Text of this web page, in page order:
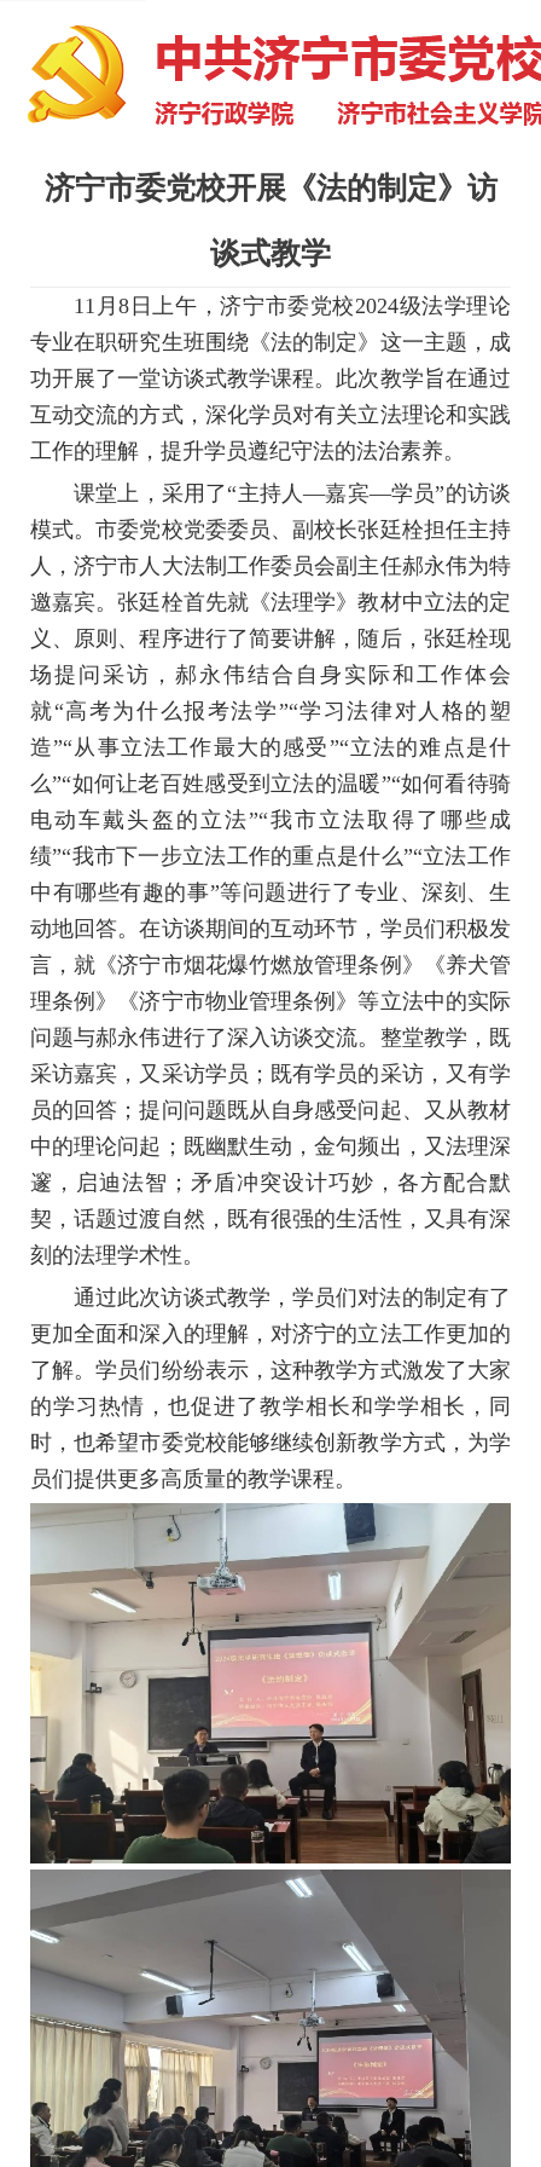
济宁市委党校开展《法的制定》访
谈式教学
11月8日上午，济宁市委党校2024级法学理论
专业在职研究生班围绕《法的制定》这一主题，成
功开展了一堂访谈式教学课程。此次教学旨在通过
互动交流的方式，深化学员对有关立法理论和实践
工作的理解，提升学员遵纪守法的法治素养。
课堂上，采用了“主持人—嘉宾—学员”的访谈
模式。市委党校党委委员、副校长张廷栓担任主持
人，济宁市人大法制工作委员会副主任郝永伟为特
邀嘉宾。张廷栓首先就《法理学》教材中立法的定
义、原则、程序进行了简要讲解，随后，张廷栓现
场提问采访，郝永伟结合自身实际和工作体会
就“高考为什么报考法学”“学习法律对人格的塑
造”“从事立法工作最大的感受”“立法的难点是什
么”“如何让老百姓感受到立法的温暖”“如何看待骑
电动车戴头盔的立法”“我市立法取得了哪些成
绩”“我市下一步立法工作的重点是什么”“立法工作
中有哪些有趣的事”等问题进行了专业、深刻、生
动地回答。在访谈期间的互动环节，学员们积极发
言，就《济宁市烟花爆竹燃放管理条例》《养犬管
理条例》《济宁市物业管理条例》等立法中的实际
问题与郝永伟进行了深入访谈交流。整堂教学，既
采访嘉宾，又采访学员；既有学员的采访，又有学
员的回答；提问问题既从自身感受问起、又从教材
中的理论问起；既幽默生动，金句频出，又法理深
邃，启迪法智；矛盾冲突设计巧妙，各方配合默
契，话题过渡自然，既有很强的生活性，又具有深
刻的法理学术性。
通过此次访谈式教学，学员们对法的制定有了
更加全面和深入的理解，对济宁的立法工作更加的
了解。学员们纷纷表示，这种教学方式激发了大家
的学习热情，也促进了教学相长和学学相长，同
时，也希望市委党校能够继续创新教学方式，为学
员们提供更多高质量的教学课程。